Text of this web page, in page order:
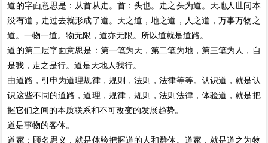
道的字面意思是：从首从走。首：头也。走之头为道。天地人世间本
没有道，走过去就形成了道。天之道，地之道，人之道，万事万物之
道。一物一道。物无限，道亦无限。所以道就是道路。
道的第二层字面意思是：第一笔为天，第二笔为地，第三笔为人，自
是我，走之是行。道是天地人我行。
由道路，引申为道理规律，规则，法则，法律等等。认识道，就是认
识这些不同的道路，道理，规律，规则，法则法律，体验道，就是把
握它们之间的本质联系和不可改变的发展趋势。
道是事物的客体。
道家：顾名思义，就是体验把握道的人和群体。道家，就是道之为物